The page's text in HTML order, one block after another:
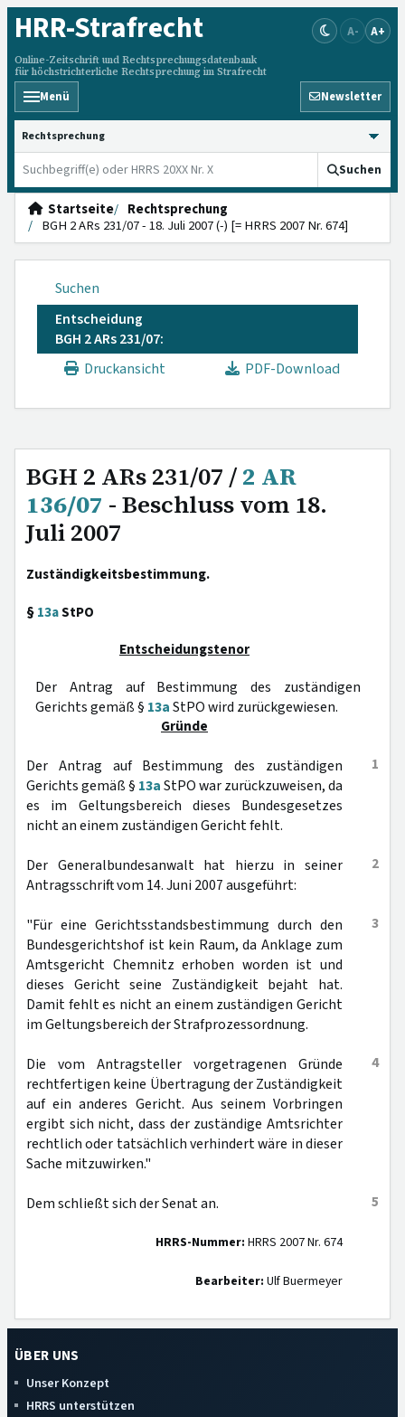
HRR-Strafrecht
Online-Zeitschrift und Rechtsprechungsdatenbank
für höchstrichterliche Rechtsprechung im Strafrecht
A- A+
Menü Newsletter
HRRS durchsuchen
Suchen
Startseite
Rechtsprechung
BGH 2 ARs 231/07 - 18. Juli 2007 (-) [= HRRS 2007 Nr. 674]
Suchen
Entscheidung
BGH 2 ARs 231/07:
Druckansicht
PDF-Download
BGH 2 ARs 231/07 /2 AR
136/07 - Beschluss vom 18.
Juli 2007
Zuständigkeitsbestimmung.
§13aStPO
Entscheidungstenor
Der Antrag auf Bestimmung des zuständigen
Gerichts gemäß § 13aStPO wird zurückgewiesen.
Gründe
1
Der Antrag auf Bestimmung des zuständigen
Gerichts gemäß § 13aStPO war zurückzuweisen, da
es im Geltungsbereich dieses Bundesgesetzes
nicht an einem zuständigen Gericht fehlt.
2
Der Generalbundesanwalt hat hierzu in seiner
Antragsschrift vom 14. Juni 2007 ausgeführt:
3
"Für eine Gerichtsstandsbestimmung durch den
Bundesgerichtshof ist kein Raum, da Anklage zum
Amtsgericht Chemnitz erhoben worden ist und
dieses Gericht seine Zuständigkeit bejaht hat.
Damit fehlt es nicht an einem zuständigen Gericht
im Geltungsbereich der Strafprozessordnung.
4
Die vom Antragsteller vorgetragenen Gründe
rechtfertigen keine Übertragung der Zuständigkeit
auf ein anderes Gericht. Aus seinem Vorbringen
ergibt sich nicht, dass der zuständige Amtsrichter
rechtlich oder tatsächlich verhindert wäre in dieser
Sache mitzuwirken."
5
Dem schließt sich der Senat an.
HRRS-Nummer: HRRS 2007 Nr. 674
Bearbeiter: Ulf Buermeyer
ÜBER UNS
Unser Konzept
HRRS unterstützen